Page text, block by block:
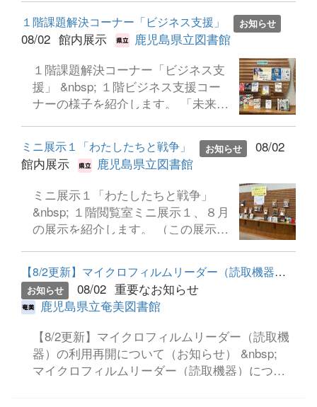
児島県子ども読書活動推進計画（県
読書バリアフリー計画含む）、
&nbsp;&nbsp;&nbsp; 一日20分読
運営上の課題と改善策【情報交換】
・ 読書への関心を高める取組
（アニマシオン）【実習】 ・ 学
校図書館における著作権 ・ 図書
資料の種類と構成（図書の選書・分
類・相互貸借 等） ・ ビブリオ
バトル/ブックリストの作成【選択実
習】 ・ 学校図書館の広報...
れる人が、自然の保全と活用の両立
をいかに進めるかということを考え
ていくことが大切だと思った。」
「世界遺産のことや奄美の自然・固
有種について詳しく学ぶことで、改
めて奄美の魅力を再認識することが
できた。」などの感想をいただきま
した。 世界自然遺産に登録されて
から５周年に至るまでの歩みを詳し
く学ぶことで、奄美大島の自然とヒ
りました。
https://www2.library.pref.kagoshima.jp/kento/opac/
lang=ja&amp;cmb_ar=01
１階課題解決コーナー「ビジネス支援」 お知らせ
08/02 館内展示
鹿児島県立図書館
１階課題解決コーナー「ビジネス支
援」 &nbsp; １階ビジネス支援コー
ナーの様子を紹介します。 「未来は
めました。」 &nbsp; 経営ってなに
をするの？ もっと会社を発展させた
い！ 今後も信頼され続ける会社であ
りたい！ 将来なにがあっても、会社
を持続させたい！ &nbsp; そんな時
に役立つ本を集めました。 ビジネス
支援コーナーは、ビジネスに携わる
人を応援しています！ （この展示図
書は借りることができます。）
&nbsp;
ミニ展示１「わたしたちと戦争」 お知らせ
08/02
館内展示
鹿児島県立図書館
ミニ展示１「わたしたちと戦争」
&nbsp; １階閲覧室ミニ展示１、８月
の展示を紹介します。 （この展示図
&nbsp; 「わたしたちと戦争」 展
示期間：２０２６年８月１日（土曜
日）～２０２６年８月３０日（日曜
日） ８月15日は終戦記念日です。
戦争を知らない世代へおくる戦争体
験や国際理解など、平和について考
えるための本を揃えました。 小さ
な気づきから未来を変えられるか
【8/2更新】マイクロフィルムリーダー（読取機器）の利用再開につ...
お知らせ 08/02 重要なお知らせ
鹿児島県立奄美図書館
【8/2更新】マイクロフィルムリーダー（読取機
器）の利用再開について（お知らせ） &nbsp;
マイクロフィルムリーダー（読取機器）につい